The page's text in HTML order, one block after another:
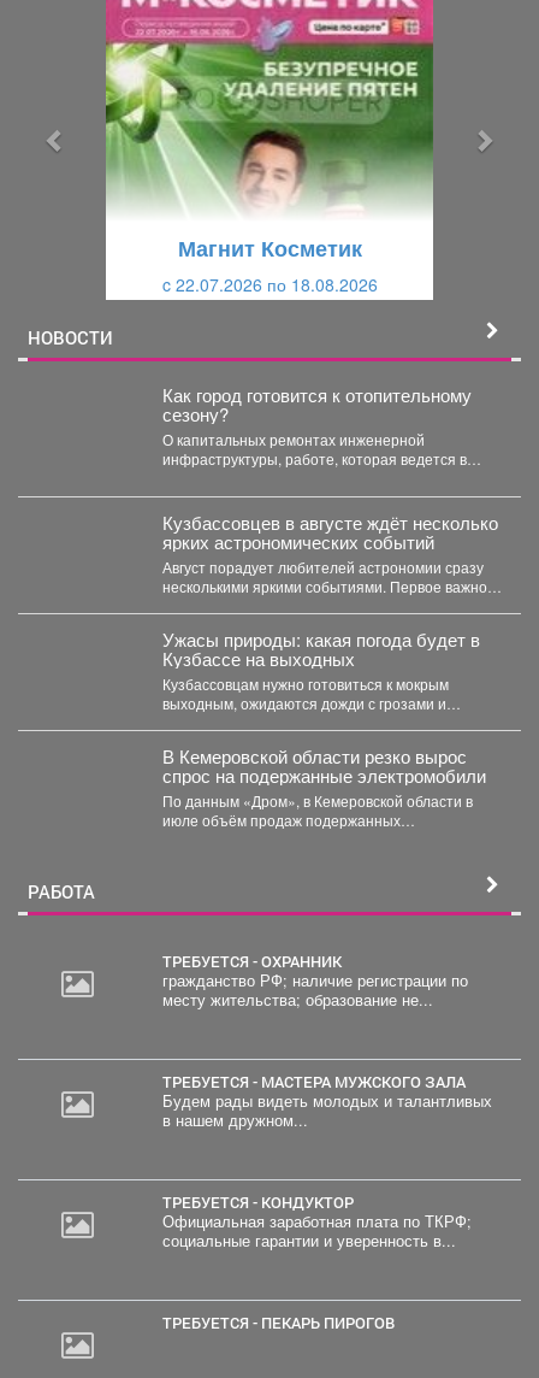
Магнит Косметик
c 22.07.2026 по 18.08.2026
НОВОСТИ
Как город готовится к отопительному
сезону?
О капитальных ремонтах инженерной
инфраструктуры, работе, которая ведется в
восстановлении...
Кузбассовцев в августе ждёт несколько
ярких астрономических событий
Август порадует любителей астрономии сразу
несколькими яркими событиями. Первое важное
Ужасы природы: какая погода будет в
Кузбассе на выходных
Кузбассовцам нужно готовиться к мокрым
выходным, ожидаются дожди с грозами и
В Кемеровской области резко вырос
спрос на подержанные электромобили
По данным «Дром», в Кемеровской области в
июле объём продаж подержанных
РАБОТА
ТРЕБУЕТСЯ - ОХРАННИК
гражданство РФ; наличие регистрации по
месту жительства; образование не...
ТРЕБУЕТСЯ - МАСТЕРА МУЖСКОГО ЗАЛА
Будем рады видеть молодых и талантливых
в нашем дружном...
ТРЕБУЕТСЯ - КОНДУКТОР
Официальная заработная плата по ТКРФ;
социальные гарантии и уверенность в...
ТРЕБУЕТСЯ - ПЕКАРЬ ПИРОГОВ